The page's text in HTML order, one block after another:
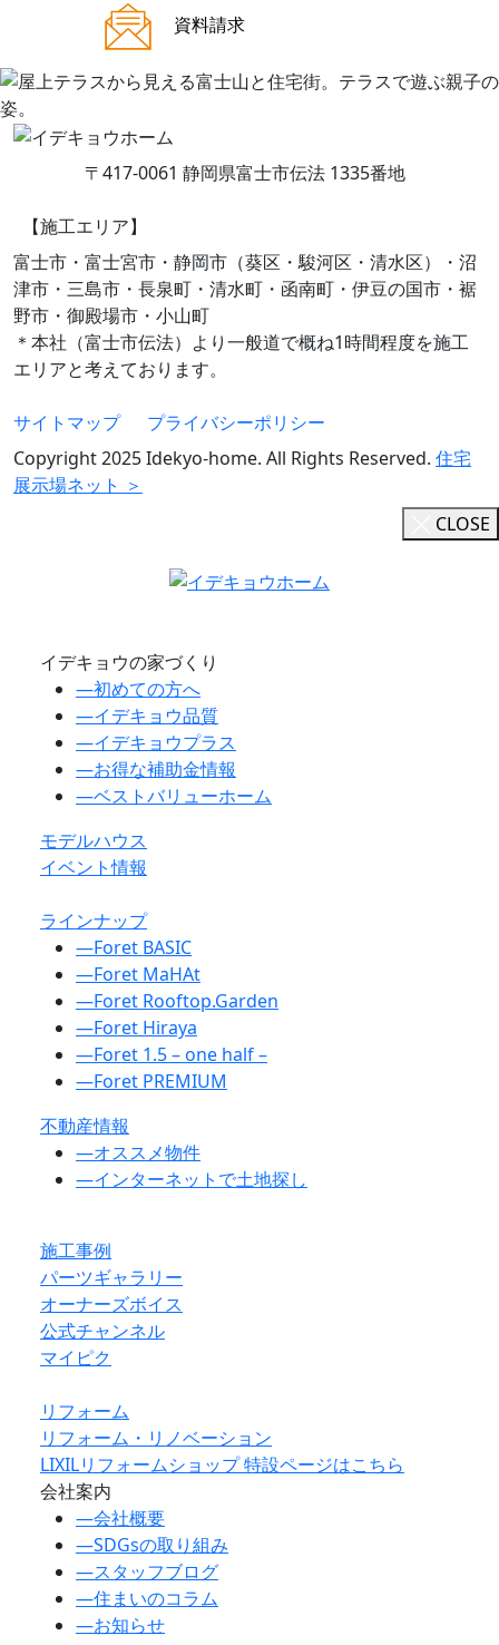
資料請求
〒417-0061 静岡県富士市伝法 1335番地
【施工エリア】
富士市・富士宮市・静岡市（葵区・駿河区・清水区）・沼
津市・三島市・長泉町・清水町・函南町・伊豆の国市・裾
野市・御殿場市・小山町
＊本社（富士市伝法）より一般道で概ね1時間程度を施工
エリアと考えております。
サイトマップ
プライバシーポリシー
Copyright 2025 Idekyo-home. All Rights Reserved. 住宅
展示場ネット ＞
CLOSE
イデキョウの家づくり
―初めての方へ
―イデキョウ品質
―イデキョウプラス
―お得な補助金情報
―ベストバリューホーム
モデルハウス
イベント情報
ラインナップ
―Foret BASIC
―Foret MaHAt
―Foret Rooftop.Garden
―Foret Hiraya
―Foret 1.5 – one half –
―Foret PREMIUM
不動産情報
―オススメ物件
―インターネットで土地探し
施工事例
パーツギャラリー
オーナーズボイス
公式チャンネル
マイピク
リフォーム
リフォーム・リノベーション
LIXILリフォームショップ 特設ページはこちら
会社案内
―会社概要
―SDGsの取り組み
―スタッフブログ
―住まいのコラム
―お知らせ